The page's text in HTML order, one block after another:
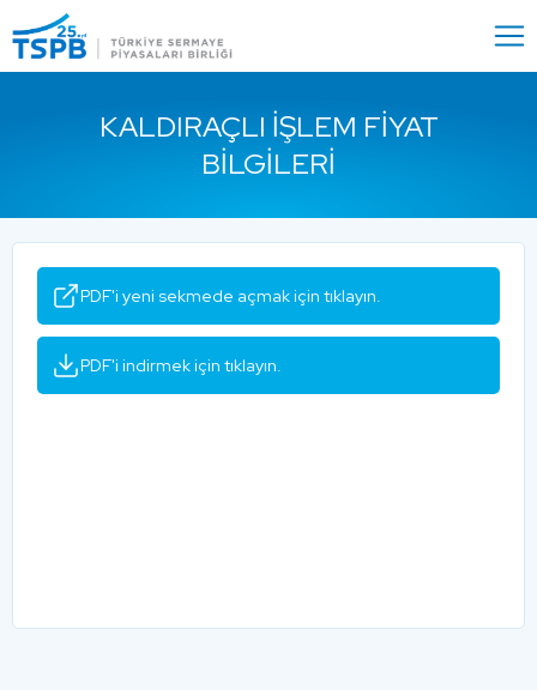
Close
KALDIRAÇLI İŞLEM FIYAT
BILGILERI
PDF'i yeni sekmede açmak için tıklayın.
PDF'i indirmek için tıklayın.